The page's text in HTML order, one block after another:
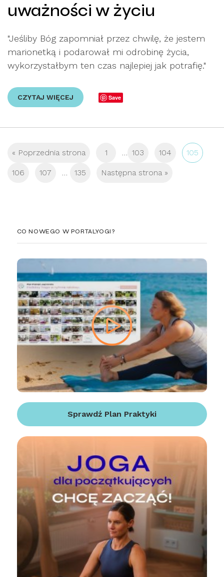
uważności w życiu
"Jeśliby Bóg zapomniał przez chwilę, że jestem
marionetką i podarował mi odrobinę życia,
wykorzystałbym ten czas najlepiej jak potrafię."
CZYTAJ WIĘCEJ Save
« Poprzednia strona 1 … 103 104 105
106 107 … 135 Następna strona »
CO NOWEGO W PORTALYOGI?
Sprawdź Plan Praktyki